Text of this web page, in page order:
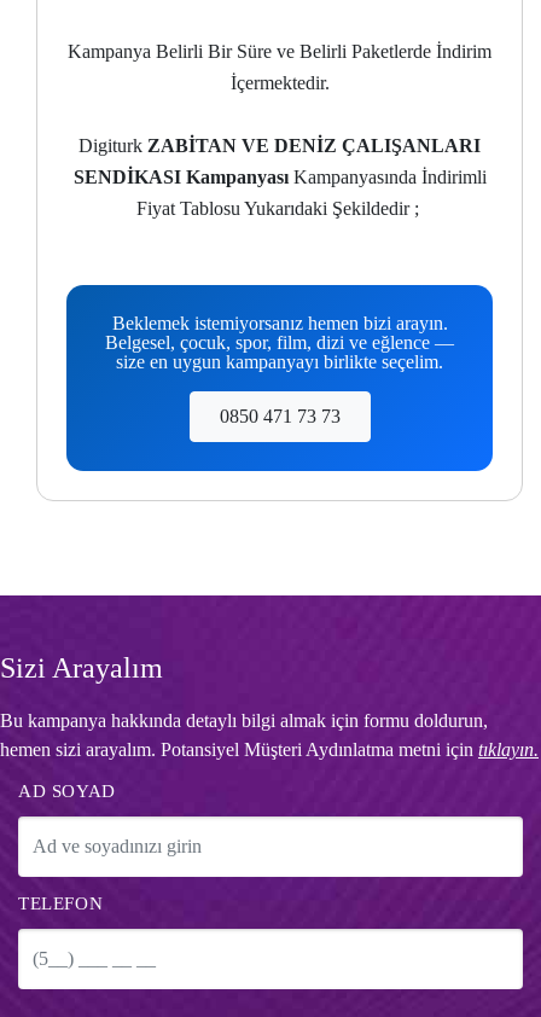
Kampanya Belirli Bir Süre ve Belirli Paketlerde İndirim
İçermektedir.
Digiturk ZABİTAN VE DENİZ ÇALIŞANLARI
SENDİKASI KampanyasıKampanyasında İndirimli
Fiyat Tablosu Yukarıdaki Şekildedir ;
Beklemek istemiyorsanız hemen bizi arayın.
Belgesel, çocuk, spor, film, dizi ve eğlence —
size en uygun kampanyayı birlikte seçelim.
0850 471 73 73
Sizi Arayalım
Bu kampanya hakkında detaylı bilgi almak için formu doldurun,
hemen sizi arayalım. Potansiyel Müşteri Aydınlatma metni için tıklayın.
AD SOYAD
TELEFON